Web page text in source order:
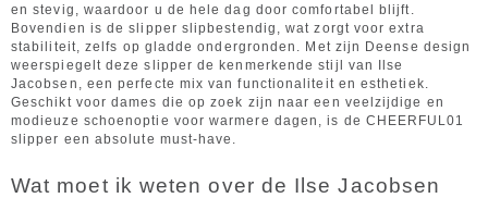
en stevig, waardoor u de hele dag door comfortabel blijft.
Bovendien is de slipper slipbestendig, wat zorgt voor extra
stabiliteit, zelfs op gladde ondergronden. Met zijn Deense design
weerspiegelt deze slipper de kenmerkende stijl van Ilse
Jacobsen, een perfecte mix van functionaliteit en esthetiek.
Geschikt voor dames die op zoek zijn naar een veelzijdige en
modieuze schoenoptie voor warmere dagen, is de CHEERFUL01
slipper een absolute must-have.
Wat moet ik weten over de Ilse Jacobsen